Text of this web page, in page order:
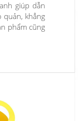
giúp dẫn
quản, khẳng
phẩm cũng